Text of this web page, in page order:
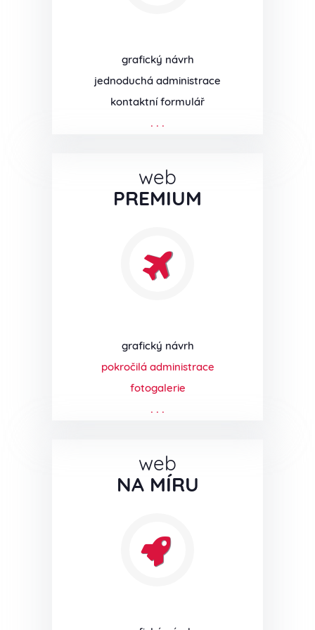
grafický návrh
jednoduchá administrace
kontaktní formulář
. . .
web
PREMIUM
grafický návrh
pokročilá administrace
fotogalerie
. . .
web
NA MÍRU